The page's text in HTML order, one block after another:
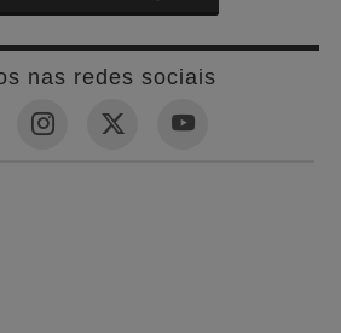
nas redes sociais